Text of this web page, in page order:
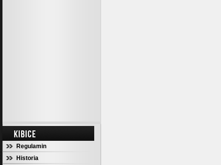
KIBICE
Regulamin
Historia